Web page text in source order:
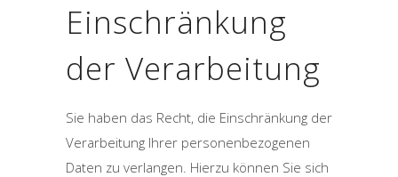
Einschränkung
der Verarbeitung
Sie haben das Recht, die Einschränkung der
Verarbeitung Ihrer personenbezogenen
Daten zu verlangen. Hierzu können Sie sich